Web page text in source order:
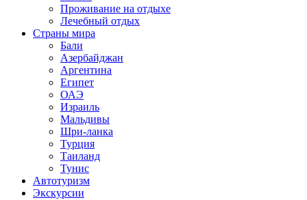
Проживание на отдыхе
Лечебный отдых
Страны мира
Бали
Азербайджан
Аргентина
Египет
ОАЭ
Израиль
Мальдивы
Шри-ланка
Турция
Таиланд
Тунис
Автотуризм
Экскурсии